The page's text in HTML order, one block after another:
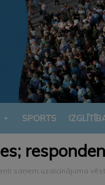
SPORTS
saņem uzaicinājuma